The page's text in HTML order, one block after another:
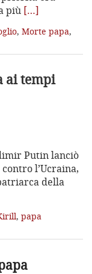
più […]
, Morte papa,
ai tempi
Putin lanciò
l’Ucraina,
della
, papa